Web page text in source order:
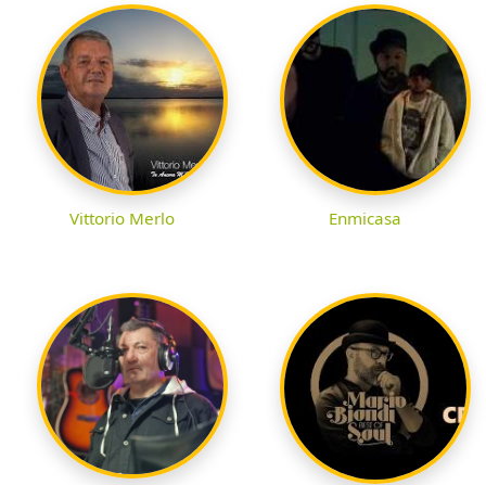
Vittorio Merlo Enmicasa